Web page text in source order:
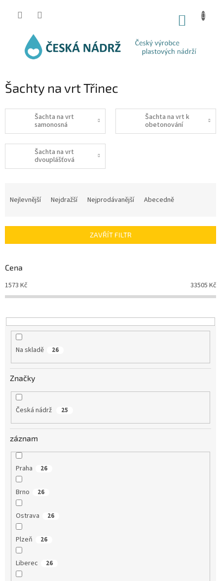
Šachty na vrt Třinec
Šachta na vrt
samonosná
Šachta na vrt k
obetonování
Šachta na vrt
dvouplášťová
í
r
o
d
u
t
ů
Nejlevnější Nejdražší Nejprodávanější Abecedně
ZAVŘÍT FILTR
Cena
1573 Kč 33505 Kč
Na skladě 26
Značky
Česká nádrž 25
záznam
Praha 26
Brno 26
Ostrava 26
Plzeň 26
Liberec 26